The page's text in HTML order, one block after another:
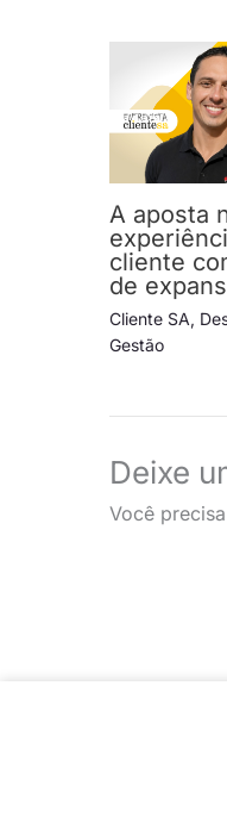
A aposta
cliente
de
Cliente SA,
Gestão
Deixe
Você